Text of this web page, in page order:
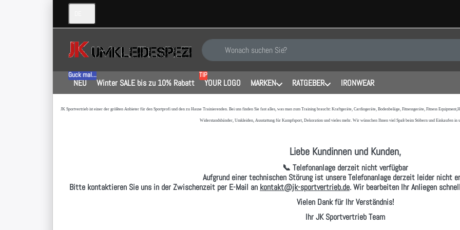
Geben Sie einen Suchbegriff ein. Während Sie tippen, erscheinen automatisch
NEU
Guck mal...
Winter SALE bis zu 10% Rabatt YOUR LOGO
TIP
MARKEN RATGEBER IRONWEAR
JK Sportvertrieb ist einer der größten Anbieter für den Sportprofi und den zu Hause Trainierenden. Bei uns finden Sie fast alles, was man zum Training braucht: Kraftgeräte, Cardiogeräte, Bodenbeläge, Fitnessgeräte, Fitness
Widerstandsbänder, Umkleiden, Ausstattung für Kampfsport, Dekoration und vieles mehr. Wir wünschen Ihnen viel Spaß beim Stöbern und Einkaufen in
Liebe Kundinnen und Kunden,
📞 Telefonanlage derzeit nicht verfügbar
Aufgrund einer technischen Störung ist unsere Telefonanlage derzeit leider nicht
Bitte kontaktieren Sie uns in der Zwischenzeit per E-Mail an kontakt@jk-sportvertrieb.de. Wir bearbeiten Ihr Anliegen
Vielen Dank für Ihr Verständnis!
Ihr JK Sportvertrieb Team